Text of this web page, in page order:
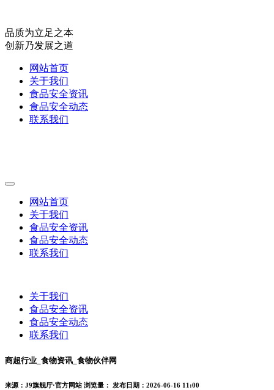
品质为立足之本
创新乃发展之道
网站首页
关于我们
食品安全资讯
食品安全动态
联系我们
网站首页
关于我们
食品安全资讯
食品安全动态
联系我们
关于我们
食品安全资讯
食品安全动态
联系我们
商超行业_食物资讯_食物伙伴网
来源：J9旗舰厅·官方网站 浏览量： 发布日期：2026-06-16 11:00